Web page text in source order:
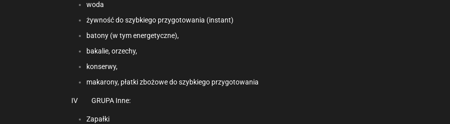
woda
żywność do szybkiego przygotowania (instant)
batony (w tym energetyczne),
bakalie, orzechy,
konserwy,
makarony, płatki zbożowe do szybkiego przygotowania
IV GRUPA Inne:
Zapałki